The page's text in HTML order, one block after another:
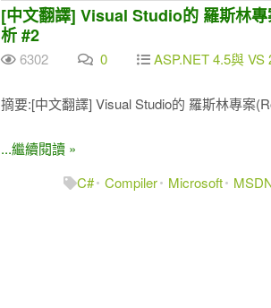
[中文翻譯] Visual Studio的 羅斯林
析 #2
6302 0 ASP.NET 4.5與 VS
摘要:[中文翻譯] Visual Studio的 羅斯林專案
...繼續閱讀 »
C# Compiler Microsoft